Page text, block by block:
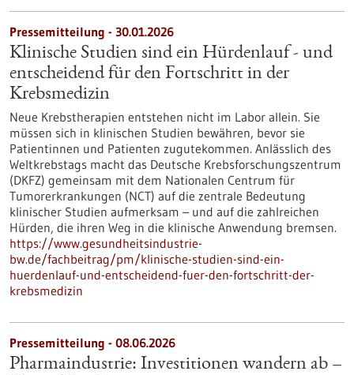
Pressemitteilung - 30.01.2026
Klinische Studien sind ein Hürdenlauf - und
entscheidend für den Fortschritt in der
Krebsmedizin
Neue Krebstherapien entstehen nicht im Labor allein. Sie
müssen sich in klinischen Studien bewähren, bevor sie
Patientinnen und Patienten zugutekommen. Anlässlich des
Weltkrebstags macht das Deutsche Krebsforschungszentrum
(DKFZ) gemeinsam mit dem Nationalen Centrum für
Tumorerkrankungen (NCT) auf die zentrale Bedeutung
klinischer Studien aufmerksam – und auf die zahlreichen
Hürden, die ihren Weg in die klinische Anwendung bremsen.
https://www.gesundheitsindustrie-
bw.de/fachbeitrag/pm/klinische-studien-sind-ein-
huerdenlauf-und-entscheidend-fuer-den-fortschritt-der-
krebsmedizin
Pressemitteilung - 08.06.2026
Pharmaindustrie: Investitionen wandern ab –